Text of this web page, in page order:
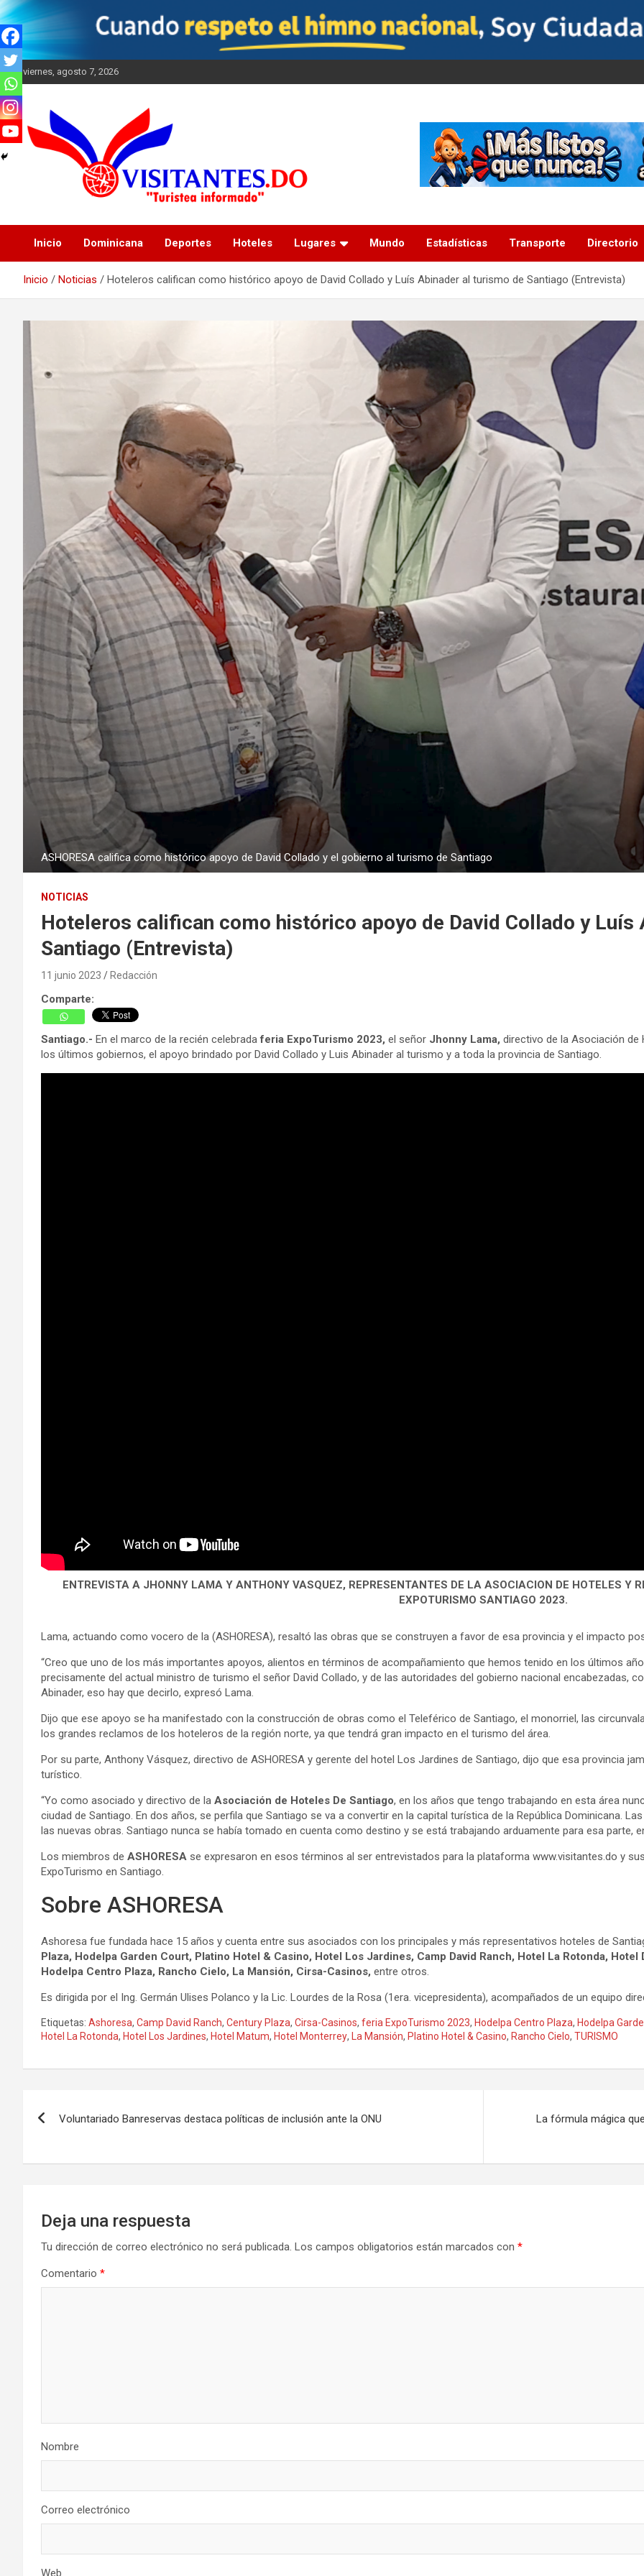
Saltar
al
contenido
viernes, agosto 7, 2026
Visitantes
Inicio Dominicana Deportes Hoteles Lugares Mundo Estadísticas Transporte Directorio
Inicio Noticias Hoteleros califican como histórico apoyo de David Collado y Luís Abinader al turismo de Santiago (Entrevista)
ASHORESA califica como histórico apoyo de David Collado y el gobierno al turismo de Santiago
NOTICIAS
Hoteleros califican como histórico apoyo de David Collado y Luís
Santiago (Entrevista)
11 junio 2023 Redacción
Comparte:
Santiago.- En el marco de la recién celebradaferia ExpoTurismo 2023, el señor Jhonny Lama, directivo de la Asociación
los últimos gobiernos, el apoyo brindado por David Collado y Luis Abinader al turismo y a toda la provincia de Santiago.
ENTREVISTA A JHONNY LAMA Y ANTHONY VASQUEZ, REPRESENTANTES DE LA ASOCIACION DE HOTELES Y
EXPOTURISMO SANTIAGO 2023.
Lama, actuando como vocero de la (ASHORESA), resaltó las obras que se construyen a favor de esa provincia y el impacto
“Creo que uno de los más importantes apoyos, alientos en términos de acompañamiento que hemos tenido en los últimos
precisamente del actual ministro de turismo el señor David Collado, y de las autoridades del gobierno nacional encabezadas,
Abinader, eso hay que decirlo, expresó Lama.
Dijo que ese apoyo se ha manifestado con la construcción de obras como el Teleférico de Santiago, el monorriel, las
los grandes reclamos de los hoteleros de la región norte, ya que tendrá gran impacto en el turismo del área.
Por su parte, Anthony Vásquez, directivo de ASHORESA y gerente del hotel Los Jardines de Santiago, dijo que esa provincia
turístico.
“Yo como asociado y directivo de la Asociación de Hoteles De Santiago, en los años que tengo trabajando en esta área
ciudad de Santiago. En dos años, se perfila que Santiago se va a convertir en la capital turística de la República Dominicana.
las nuevas obras. Santiago nunca se había tomado en cuenta como destino y se está trabajando arduamente para esa parte,
Los miembros de ASHORESA se expresaron en esos términos al ser entrevistados para la plataforma www.visitantes.do y
ExpoTurismo en Santiago.
Sobre ASHORESA
Ashoresa fue fundada hace 15 años y cuenta entre sus asociados con los principales y más representativos hoteles de
Plaza, Hodelpa Garden Court, Platino Hotel & Casino, Hotel Los Jardines, Camp David Ranch, Hotel La Rotonda,
Hodelpa Centro Plaza, Rancho Cielo, La Mansión, Cirsa-Casinos, entre otros.
Es dirigida por el Ing. Germán Ulises Polanco y la Lic. Lourdes de la Rosa (1era. vicepresidenta), acompañados de un equipo
Etiquetas: Ashoresa, Camp David Ranch, Century Plaza, Cirsa-Casinos, feria ExpoTurismo 2023, Hodelpa Centro Plaza, Hodelpa
Hotel La Rotonda, Hotel Los Jardines, Hotel Matum, Hotel Monterrey, La Mansión, Platino Hotel & Casino, Rancho Cielo, TURISMO
entradas
Voluntariado Banreservas destaca políticas de inclusión ante la ONU
La fórmula mágica
Deja una respuesta
Tu dirección de correo electrónico no será publicada. Los campos obligatorios están marcados con *
Comentario *
Nombre
Correo electrónico
Web